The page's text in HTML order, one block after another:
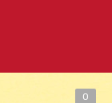
0